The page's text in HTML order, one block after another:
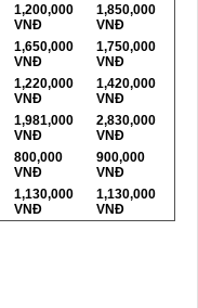
1,200,000
VNĐ
1,850,000
VNĐ
1,650,000
VNĐ
1,750,000
VNĐ
1,220,000
VNĐ
1,420,000
VNĐ
1,981,000
VNĐ
2,830,000
VNĐ
800,000
VNĐ
900,000
VNĐ
1,130,000
VNĐ
1,130,000
VNĐ